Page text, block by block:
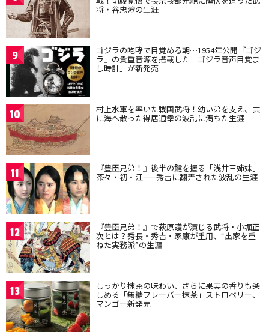
将・谷忠澄の生涯
9 ゴジラの咆哮で目覚める朝…1954年公開『ゴジ
ラ』の貴重音源を搭載した「ゴジラ音声目覚ま
し時計」が新発売
10 村上水軍を率いた戦国武将！幼い弟を支え、共
に海へ散った得居通幸の波乱に満ちた生涯
11 『豊臣兄弟！』後半の鍵を握る「浅井三姉妹」
茶々・初・江——秀吉に翻弄された波乱の生涯
12 『豊臣兄弟！』で萩原護が演じる武将・小堀正
次とは？秀長・秀吉・家康が重用、“出家を重
ねた実務派”の生涯
13 しっかり抹茶の味わい、さらに果実の香りも楽
しめる「無糖フレーバー抹茶」ストロベリー、
マンゴー新発売